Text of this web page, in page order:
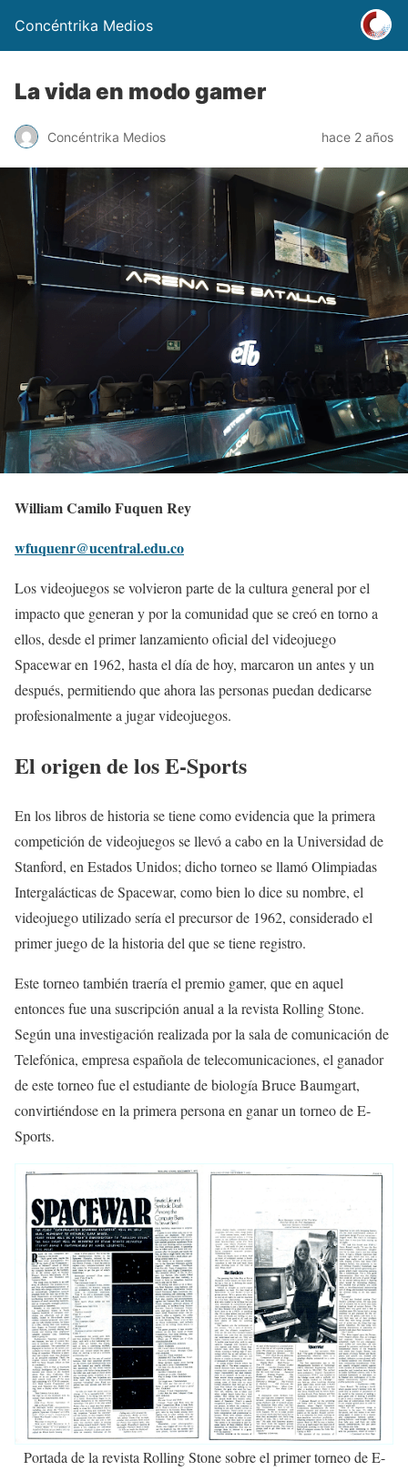
Concéntrika Medios
La vida en modo gamer
Concéntrika Medios hace 2 años
William Camilo Fuquen Rey
wfuquenr@ucentral.edu.co
Los videojuegos se volvieron parte de la cultura general por el
impacto que generan y por la comunidad que se creó en torno a
ellos, desde el primer lanzamiento oficial del videojuego
Spacewar en 1962, hasta el día de hoy, marcaron un antes y un
después, permitiendo que ahora las personas puedan dedicarse
profesionalmente a jugar videojuegos.
El origen de los E-Sports
En los libros de historia se tiene como evidencia que la primera
competición de videojuegos se llevó a cabo en la Universidad de
Stanford, en Estados Unidos; dicho torneo se llamó Olimpiadas
Intergalácticas de Spacewar, como bien lo dice su nombre, el
videojuego utilizado sería el precursor de 1962, considerado el
primer juego de la historia del que se tiene registro.
Este torneo también traería el premio gamer, que en aquel
entonces fue una suscripción anual a la revista Rolling Stone.
Según una investigación realizada por la sala de comunicación de
Telefónica, empresa española de telecomunicaciones, el ganador
de este torneo fue el estudiante de biología Bruce Baumgart,
convirtiéndose en la primera persona en ganar un torneo de E-
Sports.
Portada de la revista Rolling Stone sobre el primer torneo de E-